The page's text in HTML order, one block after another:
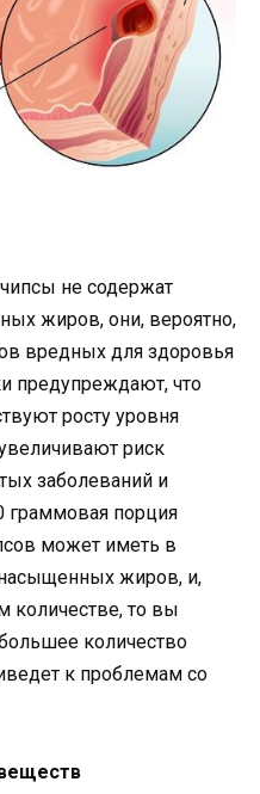
не содержат
жиров, они, вероятно,
вредных для здоровья
предупреждают, что
росту уровня
риск
заболеваний и
граммовая порция
может иметь в
жиров, и,
количестве, то вы
количество
к проблемам со